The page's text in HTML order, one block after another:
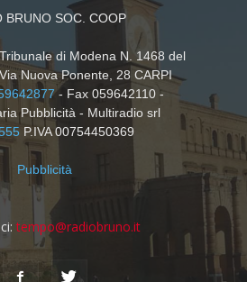
BRUNO SOC. COOP
di Modena N. 1468 del
Nuova Ponente, 28 CARPI
- Fax 059642110 -
Pubblicità - Multiradio srl
P.IVA 00754450369
Pubblicità
tempo@radiobruno.it